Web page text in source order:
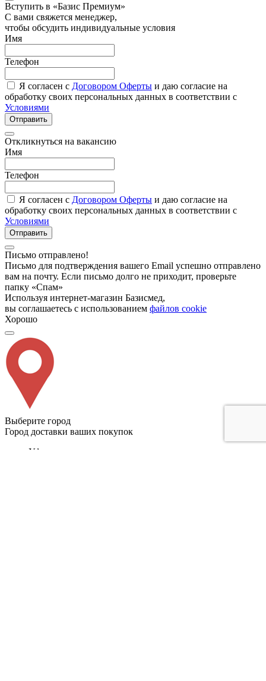
Вступить в «Базис Премиум»
С вами свяжется менеджер,
чтобы обсудить индивидуальные условия
Имя
Телефон
Я согласен с Договором Оферты и даю согласие на
обработку своих персональных данных в соответствии с
Условиями
Отправить
Откликнуться на вакансию
Имя
Телефон
Я согласен с Договором Оферты и даю согласие на
обработку своих персональных данных в соответствии с
Условиями
Отправить
Письмо отправлено!
Письмо для подтверждения вашего Email успешно отправлено
вам на почту. Если письмо долго не приходит, проверьте
папку «Спам»
Используя интернет-магазин Базисмед,
вы соглашаетесь с использованием файлов cookie
Хорошо
Выберите город
Город доставки ваших покупок
Уфа